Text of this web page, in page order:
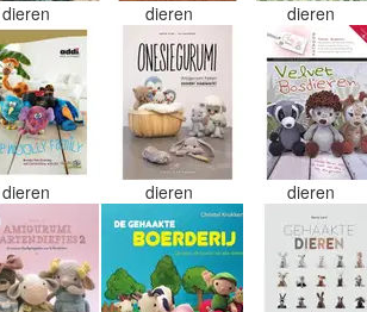
dieren dieren dieren
dieren dieren dieren